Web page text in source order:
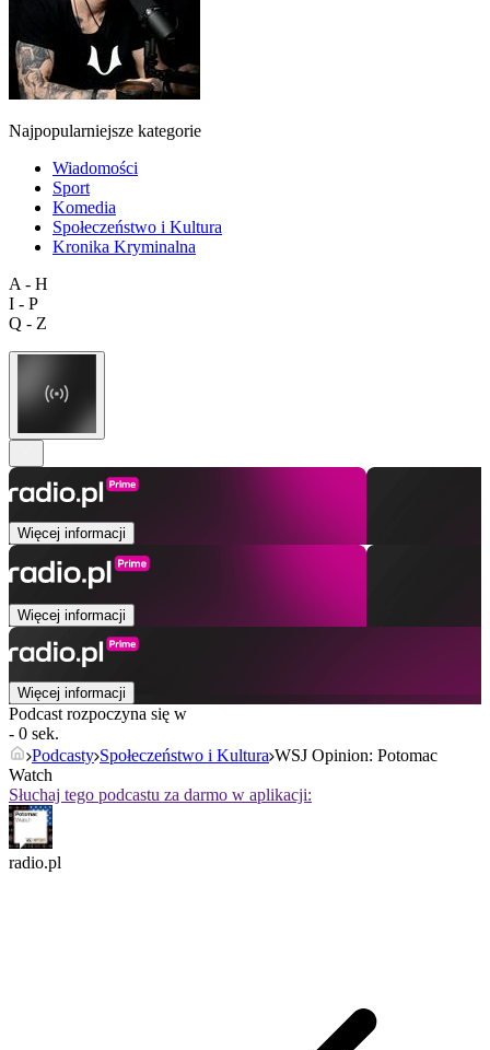
Najpopularniejsze kategorie
Wiadomości
Sport
Komedia
Społeczeństwo i Kultura
Kronika Kryminalna
A - H
I - P
Q - Z
Więcej informacji
Więcej informacji
Więcej informacji
Podcast rozpoczyna się w
- 0 sek.
Podcasty Społeczeństwo i Kultura WSJ Opinion: Potomac
Watch
Słuchaj tego podcastu za darmo w aplikacji:
radio.pl